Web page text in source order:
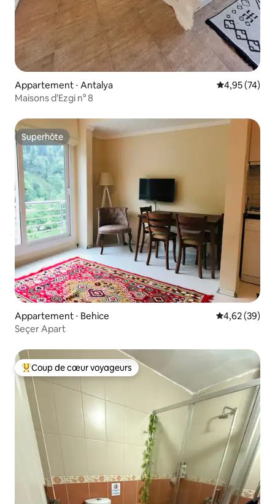
Appartement ⋅ Antalya Évaluation
4,95 (74)
Maisons d'Ezgi n° 8
Superhôte
Superhôte
Appartement ⋅ Behice Évaluation
4,62 (39)
Seçer Apart
Coups de cœur voyageurs les plus appréciés
Coup de cœur voyageurs